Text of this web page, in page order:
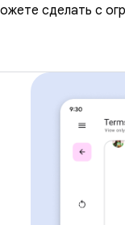
сделать с